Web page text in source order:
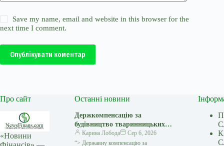
Save my name, email and website in this browser for the
next time I comment.
Опублікувати коментар
Про сайт
«Новини
Останні новини
Держкомпенсацію за
будівництво тваринницьких
комплексів потенційно може
отримати 31 підприємство
Карина Лобода
Сер 6, 2026
“> Державну компенсацію за